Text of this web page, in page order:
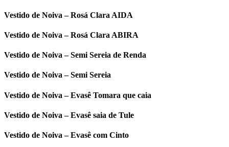
Vestido de Noiva – Rosá Clara AIDA
Vestido de Noiva – Rosá Clara ABIRA
Vestido de Noiva – Semi Sereia de Renda
Vestido de Noiva – Semi Sereia
Vestido de Noiva – Evasê Tomara que caia
Vestido de Noiva – Evasê saia de Tule
Vestido de Noiva – Evasê com Cinto